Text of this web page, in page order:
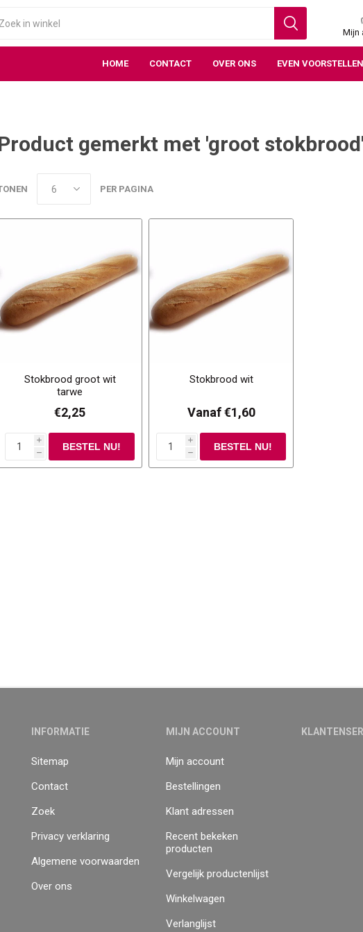
Mijn
HOME CONTACT OVER ONS EVEN
gemerkt met 'groot stokbrood'
PER PAGINA
Stokbrood groot wit
tarwe
€2,25
i
h
Stokbrood wit
Vanaf €1,60
i
h
INFORMATIE
Sitemap
Contact
Zoek
Privacy verklaring
Algemene voorwaarden
Over ons
MIJN ACCOUNT
Mijn account
Bestellingen
Klant adressen
Recent bekeken
producten
Vergelijk productenlijst
Winkelwagen
Verlanglijst